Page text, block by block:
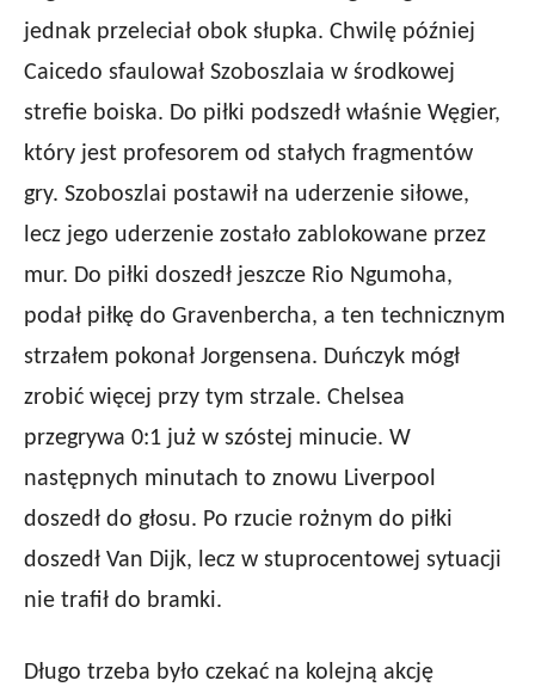
jednak przeleciał obok słupka. Chwilę później
Caicedo sfaulował Szoboszlaia w środkowej
strefie boiska. Do piłki podszedł właśnie Węgier,
który jest profesorem od stałych fragmentów
gry. Szoboszlai postawił na uderzenie siłowe,
lecz jego uderzenie zostało zablokowane przez
mur. Do piłki doszedł jeszcze Rio Ngumoha,
podał piłkę do Gravenbercha, a ten technicznym
strzałem pokonał Jorgensena. Duńczyk mógł
zrobić więcej przy tym strzale. Chelsea
przegrywa 0:1 już w szóstej minucie. W
następnych minutach to znowu Liverpool
doszedł do głosu. Po rzucie rożnym do piłki
doszedł Van Dijk, lecz w stuprocentowej sytuacji
nie trafił do bramki.
Długo trzeba było czekać na kolejną akcję